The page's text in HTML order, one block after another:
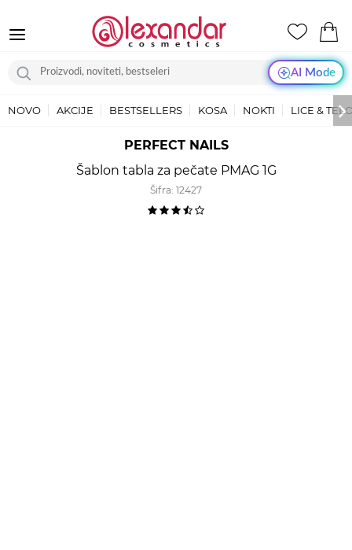
AI Mode
NOVO AKCIJE BESTSELLERS KOSA NOKTI LICE &
PERFECT NAILS
Šablon tabla za pečate PMAG 1G
Šifra: 12427